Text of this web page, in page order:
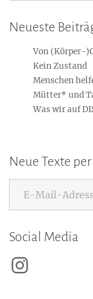
Neueste
Von (Körper-
Kein Zustand
Menschen
Mütter* und
Was wir auf
Neue Texte per
E-Mail-Adresse...
Social Media